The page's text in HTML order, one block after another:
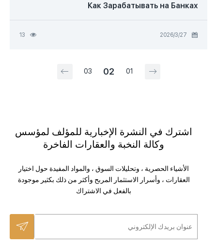
Как Зарабатывать на Банках
27‏/3‏/2026
13
01
02
03
اشترك في النشرة الإخبارية للمؤلف لمؤسس
وكالة النخبة والعقارات الفاخرة
الأشياء الحصرية ، وتحليلات السوق ، والمواد المفيدة حول اختيار
العقارات ، وأسرار الاستثمار المربح وأكثر من ذلك بكثير موجودة
بالفعل في الاشتراك